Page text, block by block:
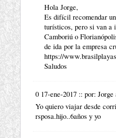
Hola Jorge,
Es difícil recomendar
turísticos, pero si van a
Camboriú o
de ida por la empresa
https://
Saludos
0 17-ene-2017 :: por: Jorge
Yo quiero viajar desde
rsposa.hijo..6años y yo